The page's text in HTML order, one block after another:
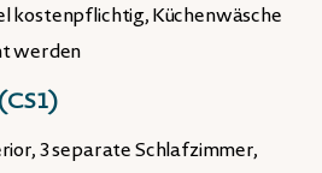
kostenpflichtig, Küchenwäsche
werden
3 separate Schlafzimmer,